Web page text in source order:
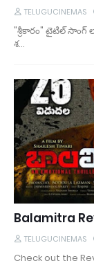
TELUGUCINEMAS
"శ్రీకారం" టైటిల్ సాంగ్
శ…
Balamitra
TELUGUCINEMAS
Check out the